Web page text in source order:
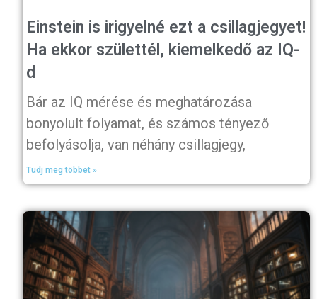
Einstein is irigyelné ezt a csillagjegyet!
Ha ekkor születtél, kiemelkedő az IQ-
d
Bár az IQ mérése és meghatározása
bonyolult folyamat, és számos tényező
befolyásolja, van néhány csillagjegy,
Tudj meg többet »